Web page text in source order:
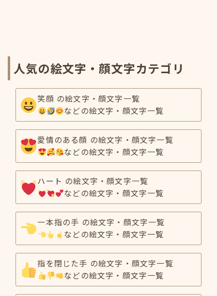
人気の絵文字・顔文字カテゴリ
笑顔 の絵文字・顔文字一覧
などの絵文字・顔文字一覧
愛情のある顔 の絵文字・顔文字一覧
などの絵文字・顔文字一覧
ハート の絵文字・顔文字一覧
などの絵文字・顔文字一覧
一本指の手 の絵文字・顔文字一覧
などの絵文字・顔文字一覧
指を閉じた手 の絵文字・顔文字一覧
などの絵文字・顔文字一覧